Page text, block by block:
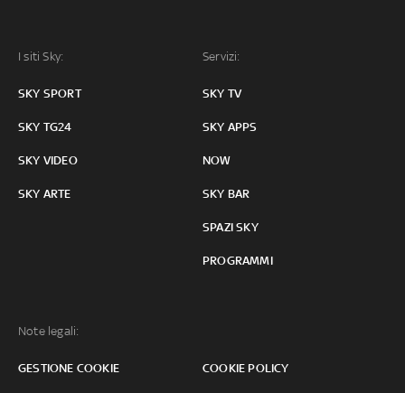
I siti Sky:
SKY SPORT
SKY TG24
SKY VIDEO
SKY ARTE
Servizi:
SKY TV
SKY APPS
NOW
SKY BAR
SPAZI SKY
PROGRAMMI
Note legali:
GESTIONE COOKIE COOKIE POLICY